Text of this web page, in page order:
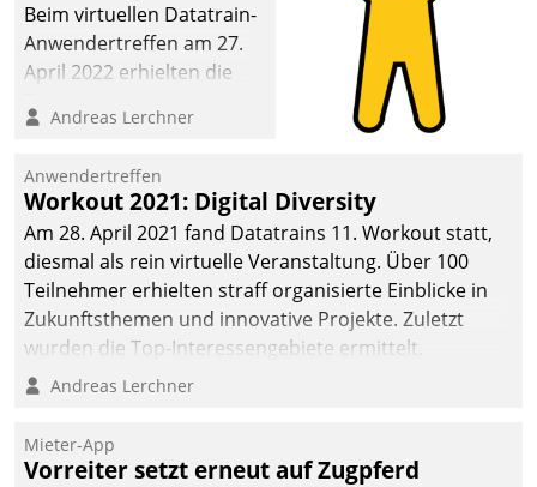
Beim virtuellen Datatrain-
Anwendertreffen am 27.
April 2022 erhielten die
Teilnehmer kurzweilige
Cloud-Strategien und -
Lösungen mit hohem
Zukunftspotenzial.
Andreas Lerchner
Anwendertreffen
Workout 2021: Digital Diversity
Am 28. April 2021 fand Datatrains 11. Workout statt,
diesmal als rein virtuelle Veranstaltung. Über 100
Teilnehmer erhielten straff organisierte Einblicke in
Zukunftsthemen und innovative Projekte. Zuletzt
wurden die Top-Interessengebiete ermittelt.
Andreas Lerchner
Mieter-App
Vorreiter setzt erneut auf Zugpferd